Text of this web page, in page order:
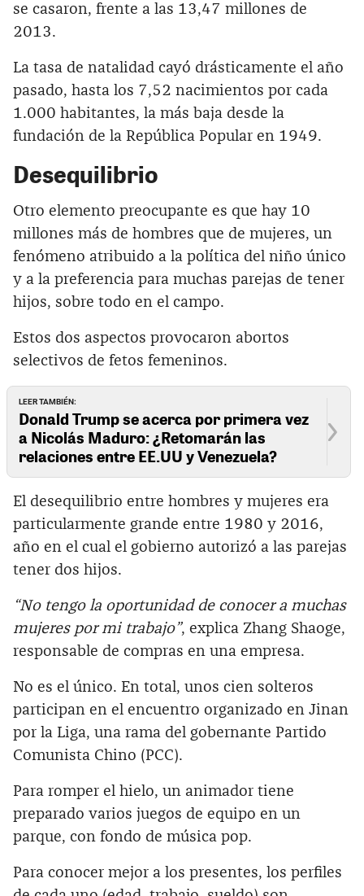
se casaron, frente a las 13,47 millones de
2013.
La tasa de natalidad cayó drásticamente el año
pasado, hasta los 7,52 nacimientos por cada
1.000 habitantes, la más baja desde la
fundación de la República Popular en 1949.
Desequilibrio
Otro elemento preocupante es que hay 10
millones más de hombres que de mujeres, un
fenómeno atribuido a la política del niño único
y a la preferencia para muchas parejas de tener
hijos, sobre todo en el campo.
Estos dos aspectos provocaron abortos
selectivos de fetos femeninos.
LEER TAMBIÉN:
Donald Trump se acerca por primera vez
a Nicolás Maduro: ¿Retomarán las
relaciones entre EE.UU y Venezuela?
El desequilibrio entre hombres y mujeres era
particularmente grande entre 1980 y 2016,
año en el cual el gobierno autorizó a las parejas
tener dos hijos.
“No tengo la oportunidad de conocer a muchas
mujeres por mi trabajo”, explica Zhang Shaoge,
responsable de compras en una empresa.
No es el único. En total, unos cien solteros
participan en el encuentro organizado en Jinan
por la Liga, una rama del gobernante Partido
Comunista Chino (PCC).
Para romper el hielo, un animador tiene
preparado varios juegos de equipo en un
parque, con fondo de música pop.
Para conocer mejor a los presentes, los perfiles